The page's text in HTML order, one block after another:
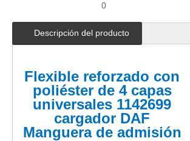
0
Descripción del producto
Flexible reforzado con
poliéster de 4 capas
universales 1142699
cargador DAF
Manguera de admisión